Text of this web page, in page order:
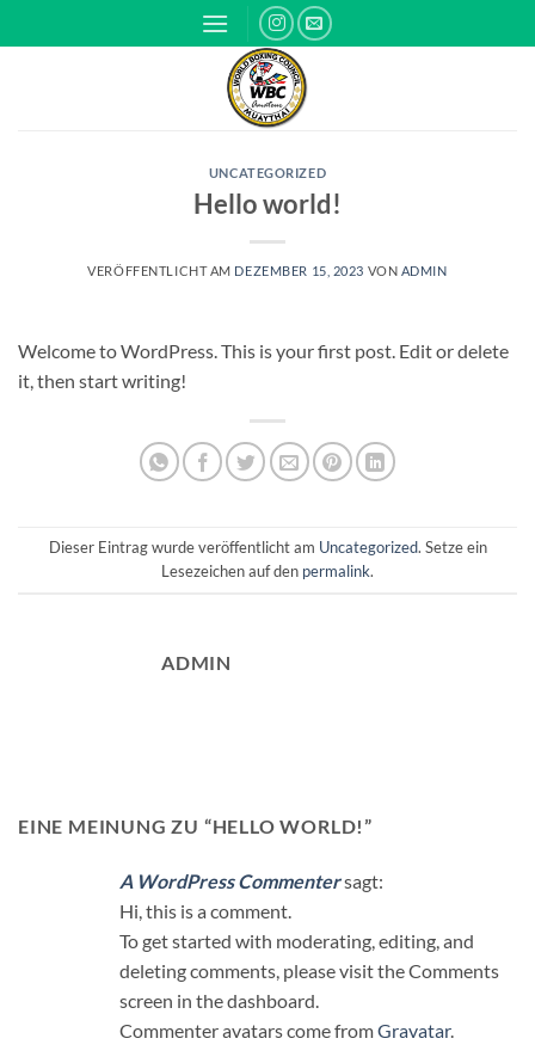
Inhalt
UNCATEGORIZED
Hello world!
VERÖFFENTLICHT AM DEZEMBER 15, 2023 VON ADMIN
Welcome to WordPress. This is your first post. Edit or delete
it, then start writing!
Dieser Eintrag wurde veröffentlicht am Uncategorized. Setze ein
Lesezeichen auf den permalink.
ADMIN
EINE MEINUNG ZU “HELLO WORLD!”
A WordPress Commentersagt:
Hi, this is a comment.
To get started with moderating, editing, and
deleting comments, please visit the Comments
screen in the dashboard.
Commenter avatars come fromGravatar.